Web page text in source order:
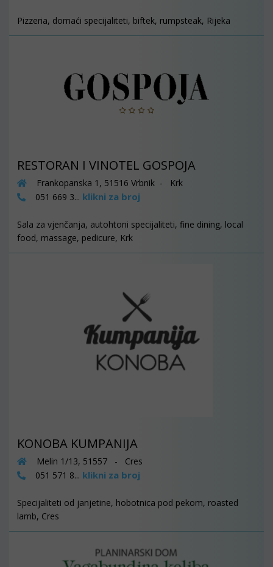
Pizzeria, domaći specijaliteti, biftek, rumpsteak, Rijeka
RESTORAN I VINOTEL GOSPOJA
Frankopanska 1, 51516 Vrbnik - Krk
051 669 3... klikni za broj
Sala za vjenčanja, autohtoni specijaliteti, fine dining, local
food, massage, pedicure, Krk
KONOBA KUMPANIJA
Melin 1/13, 51557 - Cres
051 571 8... klikni za broj
Specijaliteti od janjetine, hobotnica pod pekom, roasted
lamb, Cres